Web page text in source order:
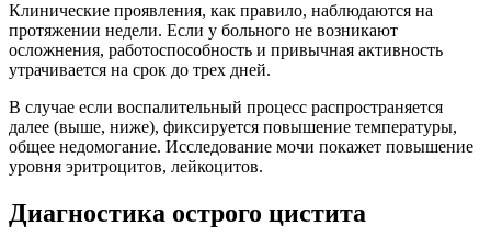
Клинические проявления, как правило, наблюдаются на
протяжении недели. Если у больного не возникают
осложнения, работоспособность и привычная активность
утрачивается на срок до трех дней.
В случае если воспалительный процесс распространяется
далее (выше, ниже), фиксируется повышение температуры,
общее недомогание. Исследование мочи покажет повышение
уровня эритроцитов, лейкоцитов.
Диагностика острого цистита